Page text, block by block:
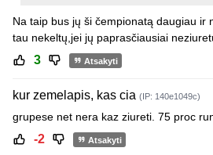
Na taip bus jų ši čempionatą daugiau ir
tau nekeltų,jei jų paprasčiausiai
3 Atsakyti
kur zemelapis, kas cia (IP: 140e1049c)
grupese net nera kaz ziureti. 75 proc
-2 Atsakyti